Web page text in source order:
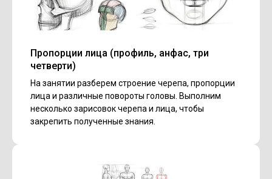
Пропорции лица (профиль, анфас, три
четверти)
На занятии разберем строение черепа, пропорции
лица и различные повороты головы. Выполним
несколько зарисовок черепа и лица, чтобы
закрепить полученные знания.